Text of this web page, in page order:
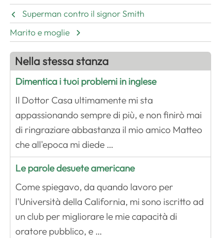
Superman contro il signor Smith
Marito e moglie
Nella stessa stanza
Dimentica i tuoi problemi in inglese
Il Dottor Casa ultimamente mi sta
appassionando sempre di più, e non finirò mai
di ringraziare abbastanza il mio amico Matteo
che all'epoca mi diede …
Le parole desuete americane
Come spiegavo, da quando lavoro per
l'Università della California, mi sono iscritto ad
un club per migliorare le mie capacità di
oratore pubblico, e …